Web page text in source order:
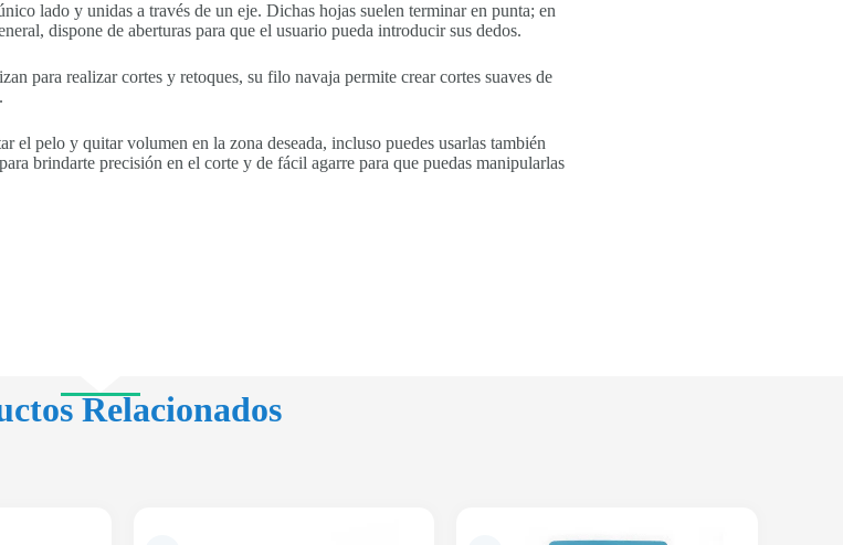
lado y unidas a través de un eje. Dichas hojas suelen terminar en punta; en
dispone de aberturas para que el usuario pueda introducir sus dedos.
para realizar cortes y retoques, su filo navaja permite crear cortes suaves de
el pelo y quitar volumen en la zona deseada, incluso puedes usarlas también
brindarte precisión en el corte y de fácil agarre para que puedas manipularlas
Relacionados